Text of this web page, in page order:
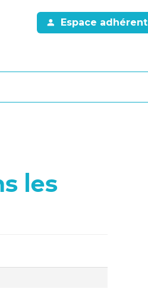
Espace adhérent
les